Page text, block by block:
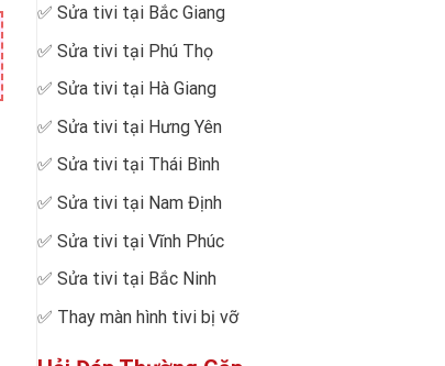
✅ Sửa tivi tại Bắc Giang
✅ Sửa tivi tại Phú Thọ
✅ Sửa tivi tại Hà Giang
✅ Sửa tivi tại Hưng Yên
✅ Sửa tivi tại Thái Bình
✅ Sửa tivi tại Nam Định
✅ Sửa tivi tại Vĩnh Phúc
✅ Sửa tivi tại Bắc Ninh
✅ Thay màn hình tivi bị vỡ